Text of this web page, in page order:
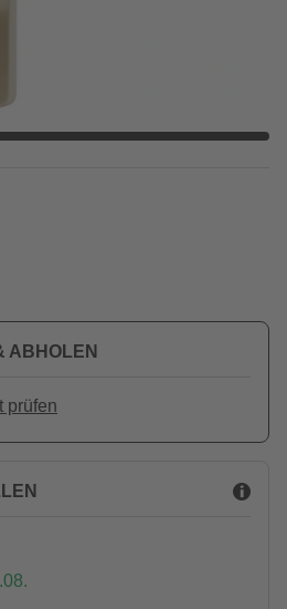
ABHOLEN
prüfen